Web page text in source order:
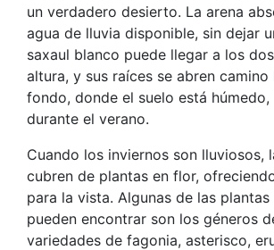
un verdadero desierto. La arena
agua de lluvia disponible, sin dejar
saxaul blanco puede llegar a los
altura, y sus raíces se abren camino
fondo, donde el suelo está húmedo,
durante el verano.
Cuando los inviernos son lluviosos,
cubren de plantas en flor,
para la vista. Algunas de las
pueden encontrar son los géneros
variedades de fagonia, asterisco,